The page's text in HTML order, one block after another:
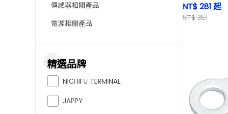
傳感器相關產品
電源相關產品
精選品牌
NICHIFU TERMINAL
JAPPY
NT$ 281 起
NT$ 351